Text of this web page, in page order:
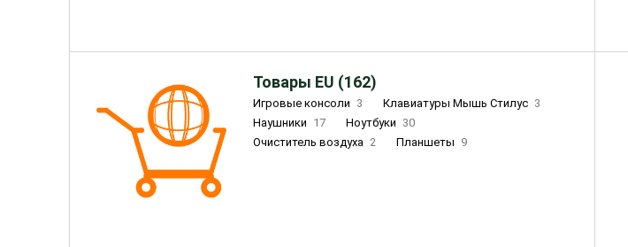
Товары EU (162)
Игровые консоли 3 Клавиатуры Мышь Стилус 3
Наушники 17 Ноутбуки 30
Очиститель воздуха 2 Планшеты 9